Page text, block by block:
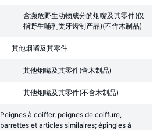
含濒危野生动物成分的烟嘴及其零件(仅
指野生哺乳类牙齿制产品)(不含木制品)
其他烟嘴及其零件
其他烟嘴及其零件(含木制品)
其他烟嘴及其零件(不含木制品)
Peignes à coiffer, peignes de coiffure,
barrettes et articles similaires; épingles à